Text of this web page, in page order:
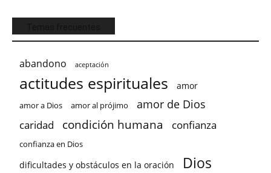
abandono aceptación
actitudes espirituales amor
amor a Dios amor al prójimo amor de Dios
caridad condición humana confianza
confianza en Dios
dificultades y obstáculos en la oración Dios